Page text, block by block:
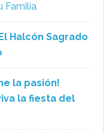
Familia
Halcón Sagrado
la pasión!
la fiesta del